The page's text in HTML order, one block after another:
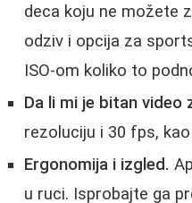
deca koju ne možete
odziv i opcija za
ISO-om koliko to
Da li mi je bitan video
rezoluciju i 30 fps,
Ergonomija i izgled.
u ruci. Isprobajte ga